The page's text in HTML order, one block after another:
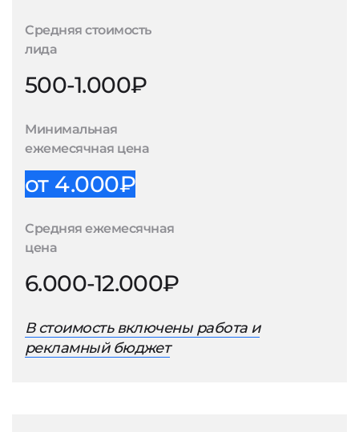
Средняя стоимость
лида
500-1.000₽
Минимальная
ежемесячная цена
от 4.000₽
Средняя ежемесячная
цена
6.000-12.000₽
В стоимость включены работа и
рекламный бюджет